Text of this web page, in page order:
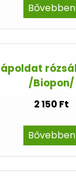
Bővebben
/Biopon/
2 150 Ft
Bővebben